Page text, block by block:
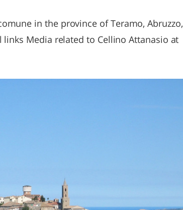
in the province of Teramo, Abruzzo,
links Media related to Cellino Attanasio at